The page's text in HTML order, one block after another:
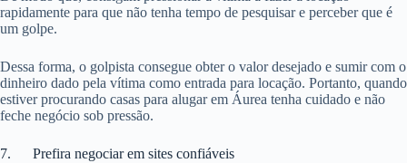
rapidamente para que não tenha tempo de pesquisar e perceber que é
um golpe.
Dessa forma, o golpista consegue obter o valor desejado e sumir com o
dinheiro dado pela vítima como entrada para locação. Portanto, quando
estiver procurando casas para alugar em Áurea tenha cuidado e não
feche negócio sob pressão.
7. Prefira negociar em sites confiáveis